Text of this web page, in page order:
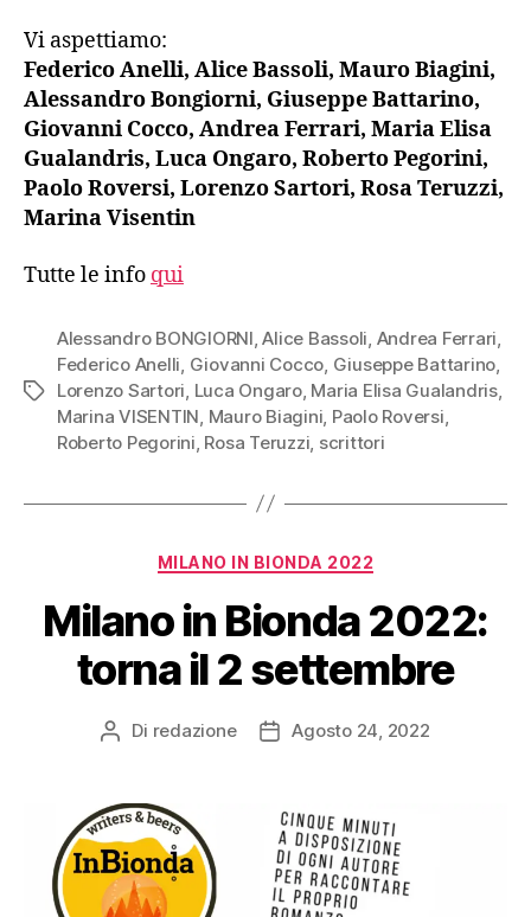
Vi aspettiamo:
Federico Anelli, Alice Bassoli, Mauro Biagini,
Alessandro Bongiorni, Giuseppe Battarino,
Giovanni Cocco, Andrea Ferrari, Maria Elisa
Gualandris, Luca Ongaro, Roberto Pegorini,
Paolo Roversi, Lorenzo Sartori, Rosa Teruzzi,
Marina Visentin
Tutte le info qui
Tag
Alessandro BONGIORNI ,Alice Bassoli Andrea Ferrari
Federico Anelli Giovanni Cocco Giuseppe Battarino
Lorenzo Sartori Luca Ongaro, Maria Elisa Gualandris,
Marina VISENTIN Mauro Biagini Paolo Roversi
Roberto Pegorini Rosa Teruzzi scrittori
Categorie
MILANO IN BIONDA 2022
Milano in Bionda 2022:
torna il 2 settembre
Autore
Di redazione
DataAgosto 24, 2022